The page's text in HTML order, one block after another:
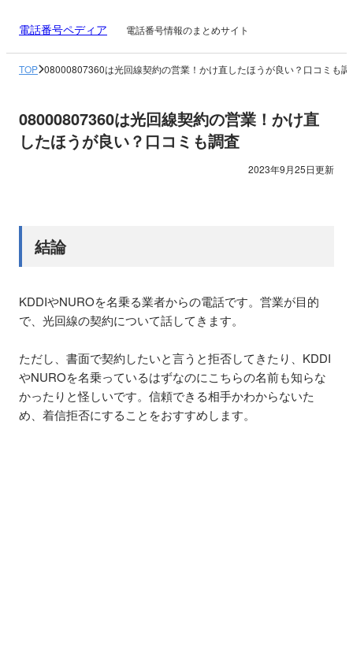
電話番号ペディア 電話番号情報のまとめサイト
TOP 08000807360は光回線契約の営業！かけ直したほうが良い？口コミも調
08000807360は光回線契約の営業！かけ直
したほうが良い？口コミも調査
2023年9月25日更新
結論
KDDIやNUROを名乗る業者からの電話です。営業が目的
で、光回線の契約について話してきます。
ただし、書面で契約したいと言うと拒否してきたり、KDDI
やNUROを名乗っているはずなのにこちらの名前も知らな
かったりと怪しいです。信頼できる相手かわからないた
め、着信拒否にすることをおすすめします。